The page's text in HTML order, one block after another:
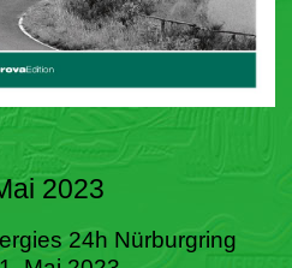
2023
24h Nürburgring